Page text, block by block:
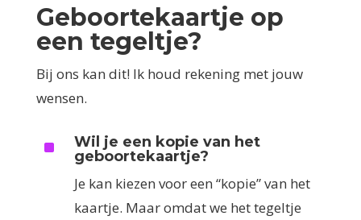
Geboortekaartje op
een tegeltje?
Bij ons kan dit! Ik houd rekening met jouw
wensen.
^
Wil je een kopie van het
geboortekaartje?
Je kan kiezen voor een “kopie” van het
kaartje. Maar omdat we het tegeltje